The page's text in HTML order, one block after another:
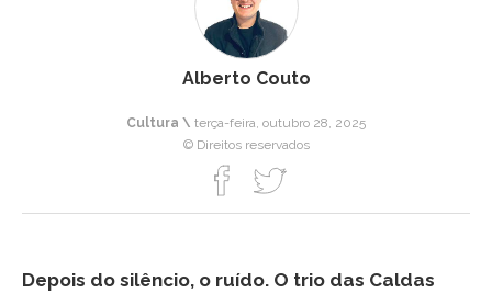
Alberto Couto
Cultura \ terça-feira, outubro 28, 2025
© Direitos reservados
Depois do silêncio, o ruído. O trio das Caldas